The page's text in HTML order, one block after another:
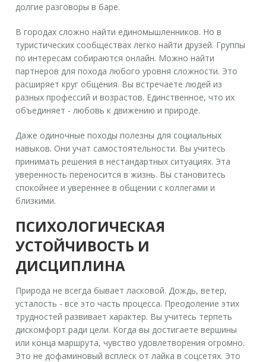
долгие разговоры в баре.
В городах сложно найти единомышленников. Но в
туристических сообществах легко найти друзей. Группы
по интересам собираются онлайн. Можно найти
партнеров для похода любого уровня сложности. Это
расширяет круг общения. Вы встречаете людей из
разных профессий и возрастов. Единственное, что их
объединяет - любовь к движению и природе.
Даже одиночные походы полезны для социальных
навыков. Они учат самостоятельности. Вы учитесь
принимать решения в нестандартных ситуациях. Эта
уверенность переносится в жизнь. Вы становитесь
спокойнее и увереннее в общении с коллегами и
близкими.
ПСИХОЛОГИЧЕСКАЯ
УСТОЙЧИВОСТЬ И
ДИСЦИПЛИНА
Природа не всегда бывает ласковой. Дождь, ветер,
усталость - все это часть процесса. Преодоление этих
трудностей развивает характер. Вы учитесь терпеть
дискомфорт ради цели. Когда вы достигаете вершины
или конца маршрута, чувство удовлетворения огромно.
Это не дофаминовый всплеск от лайка в соцсетях. Это